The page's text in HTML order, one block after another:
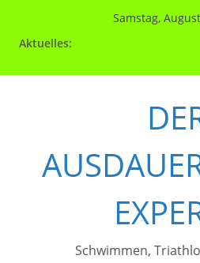
Samstag,
Aktuelles:
Schwimmen,